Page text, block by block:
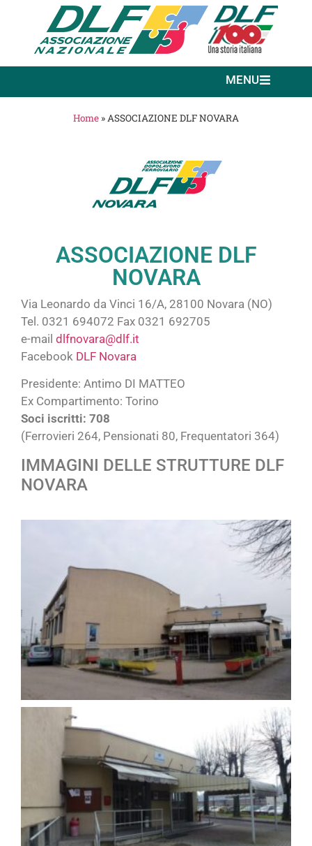
MENU
Home »ASSOCIAZIONE DLF NOVARA
ASSOCIAZIONE DLF
NOVARA
Via Leonardo da Vinci 16/A, 28100 Novara (NO)
Tel. 0321 694072 Fax 0321 692705
e-mail dlfnovara@dlf.it
Facebook DLF Novara
Presidente: Antimo DI MATTEO
Ex Compartimento: Torino
Soci iscritti: 708
(Ferrovieri 264, Pensionati 80, Frequentatori 364)
IMMAGINI DELLE STRUTTURE DLF
NOVARA